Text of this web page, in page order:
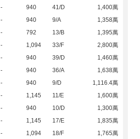
- 940 41/D
1,400萬
- 940 9/A
1,358萬
- 792 13/B
1,395萬
- 1,094 33/F
2,800萬
- 940 39/D
1,460萬
- 940 36/A
1,638萬
- 940 9/D
1,116.4萬
- 1,145 11/E
1,600萬
- 940 10/D
1,300萬
- 1,145 17/E
1,835萬
- 1,094 18/F
1,765萬